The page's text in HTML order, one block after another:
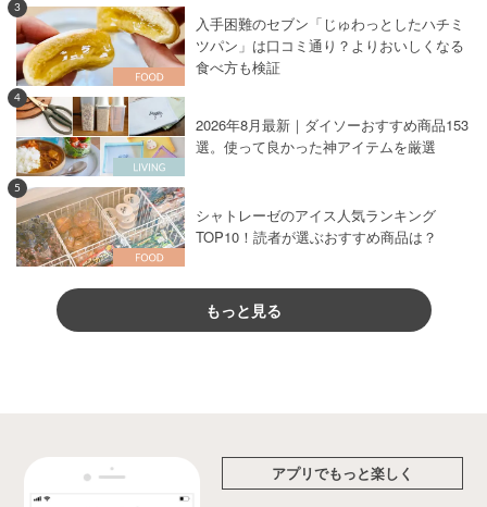
3
入手困難のセブン「じゅわっとしたハチミ
ツパン」は口コミ通り？よりおいしくなる
食べ方も検証
4
2026年8月最新｜ダイソーおすすめ商品153
選。使って良かった神アイテムを厳選
5
シャトレーゼのアイス人気ランキング
TOP10！読者が選ぶおすすめ商品は？
もっと見る
アプリでもっと楽しく